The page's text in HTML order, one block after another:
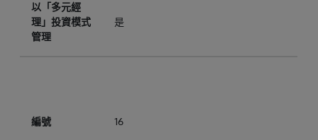
以「多元經
理」投資模式
管理
是
編號 16